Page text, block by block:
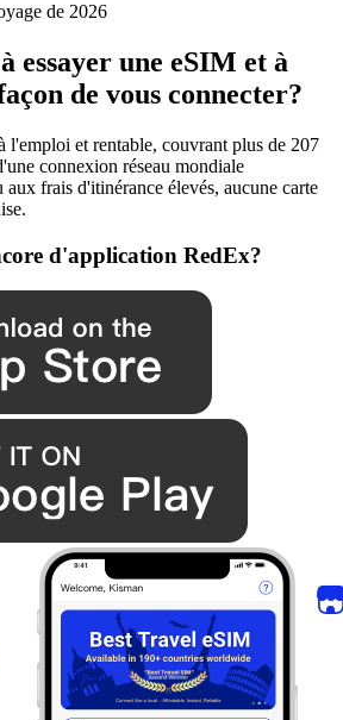
de 2026
essayer une eSIM et à
de vous connecter?
l'emploi et rentable, couvrant plus de 207
connexion réseau mondiale
aux frais d'itinérance élevés, aucune carte
d'application RedEx?